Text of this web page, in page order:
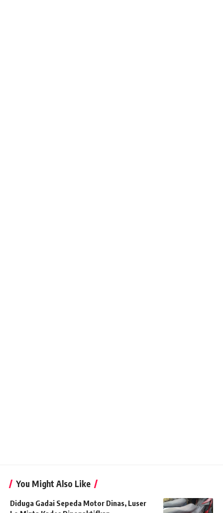
You Might Also Like
Diduga Gadai Sepeda Motor Dinas, Luser